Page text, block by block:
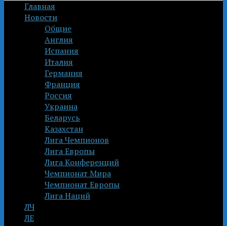
Главная
Новости
Общие
Англия
Испания
Италия
Германия
Франция
Россия
Украина
Беларусь
Казахстан
Лига Чемпионов
Лига Европы
Лига Конференций
Чемпионат Мира
Чемпионат Европы
Лига Наций
ЛЧ
ЛЕ